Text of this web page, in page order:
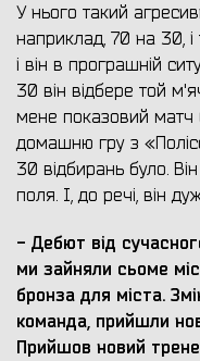
У нього такий
наприклад, 70 на 30,
і він в програшній
30 він відбере той
мене показовий
домашню гру з
30 відбирань було.
поля. І, до речі, він
- Дебют від
ми зайняли сьоме
бронза для міста.
команда, прийшли
Прийшов новий